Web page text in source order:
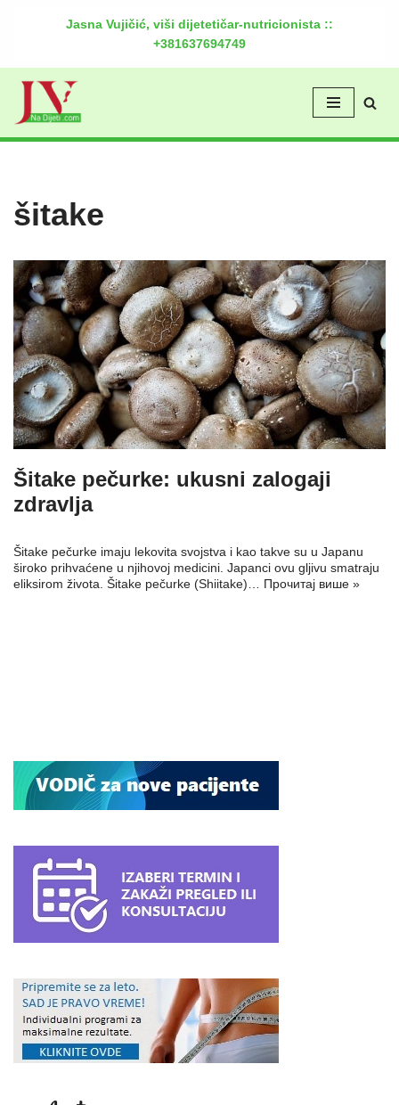
Jasna Vujičić, viši dijetetičar-nutricionista ::
+381637694749
šitake
Šitake pečurke: ukusni zalogaji
zdravlja
Šitake pečurke imaju lekovita svojstva i kao takve su u Japanu
široko prihvaćene u njihovoj medicini. Japanci ovu gljivu smatraju
eliksirom života. Šitake pečurke (Shiitake)… Прочитај више »